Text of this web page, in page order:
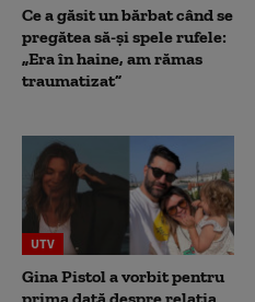
Ce a găsit un bărbat când se
pregătea să-și spele rufele:
„Era în haine, am rămas
traumatizat”
UTV
Gina Pistol a vorbit pentru